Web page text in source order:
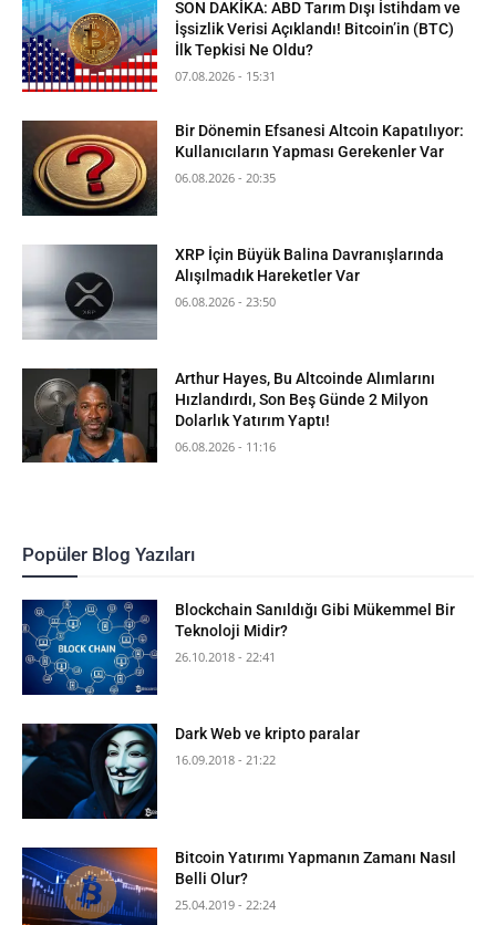
SON DAKİKA: ABD Tarım Dışı İstihdam ve
İşsizlik Verisi Açıklandı! Bitcoin’in (BTC)
İlk Tepkisi Ne Oldu?
07.08.2026 - 15:31
Bir Dönemin Efsanesi Altcoin Kapatılıyor:
Kullanıcıların Yapması Gerekenler Var
06.08.2026 - 20:35
XRP İçin Büyük Balina Davranışlarında
Alışılmadık Hareketler Var
06.08.2026 - 23:50
Arthur Hayes, Bu Altcoinde Alımlarını
Hızlandırdı, Son Beş Günde 2 Milyon
Dolarlık Yatırım Yaptı!
06.08.2026 - 11:16
Popüler Blog Yazıları
Blockchain Sanıldığı Gibi Mükemmel Bir
Teknoloji Midir?
26.10.2018 - 22:41
Dark Web ve kripto paralar
16.09.2018 - 21:22
Bitcoin Yatırımı Yapmanın Zamanı Nasıl
Belli Olur?
25.04.2019 - 22:24